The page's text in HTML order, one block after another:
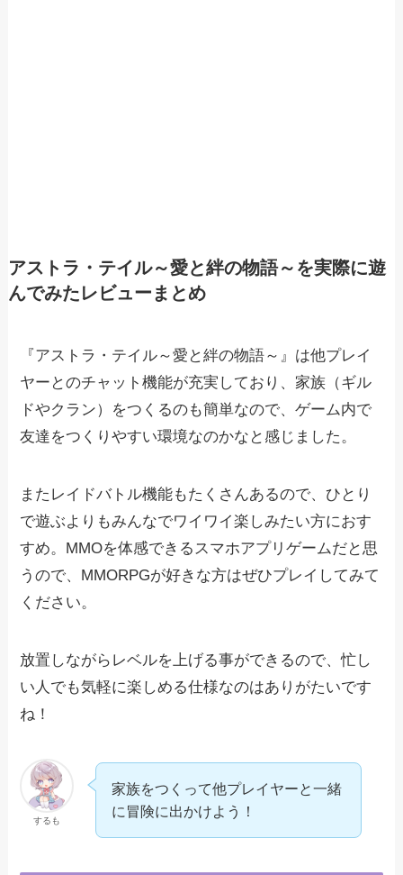
アストラ・テイル～愛と絆の物語～を実際に遊
んでみたレビューまとめ
『アストラ・テイル～愛と絆の物語～』は他プレイ
ヤーとのチャット機能が充実しており、家族（ギル
ドやクラン）をつくるのも簡単なので、ゲーム内で
友達をつくりやすい環境なのかなと感じました。
またレイドバトル機能もたくさんあるので、ひとり
で遊ぶよりもみんなでワイワイ楽しみたい方におす
すめ。MMOを体感できるスマホアプリゲームだと思
うので、MMORPGが好きな方はぜひプレイしてみて
ください。
放置しながらレベルを上げる事ができるので、忙し
い人でも気軽に楽しめる仕様なのはありがたいです
ね！
するも
家族をつくって他プレイヤーと一緒
に冒険に出かけよう！